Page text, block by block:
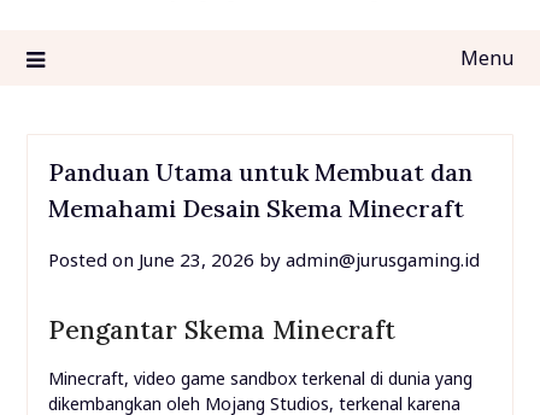
Menu
Panduan Utama untuk Membuat dan
Memahami Desain Skema Minecraft
Posted on June 23, 2026 by admin@jurusgaming.id
Pengantar Skema Minecraft
Minecraft, video game sandbox terkenal di dunia yang
dikembangkan oleh Mojang Studios, terkenal karena